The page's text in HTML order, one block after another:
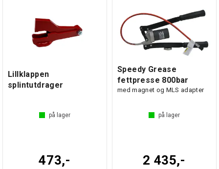
Lillklappen
splintutdrager
på lager
473,-
Speedy Grease
fettpresse 800bar
med magnet og MLS adapter
på lager
2 435,-